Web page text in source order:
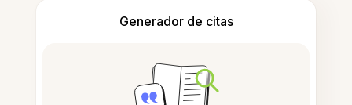
Generador de citas